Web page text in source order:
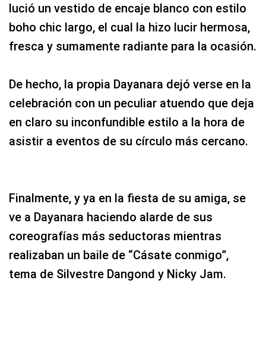
Asimismo, se visualiza que la también actriz
lució un vestido de encaje blanco con estilo
boho chic largo, el cual la hizo lucir hermosa,
De hecho, la propia Dayanara dejó verse en la
celebración con un peculiar atuendo que deja
en claro su inconfundible estilo a la hora de
Finalmente, y ya en la fiesta de su amiga, se
ve a Dayanara haciendo alarde de sus
coreografías más seductoras mientras
realizaban un baile de “Cásate conmigo”,